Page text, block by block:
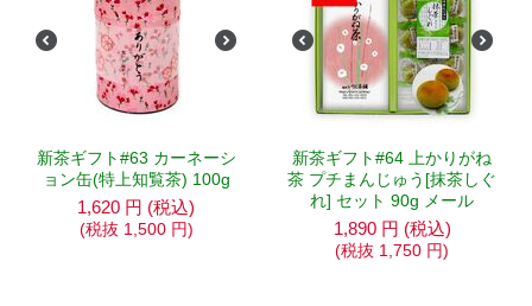
新茶ギフト#63 カーネーシ
ョン缶(特上知覧茶) 100g
1,620 円 (税込)
(税抜 1,500 円)
新茶ギフト#64 上かりがね
茶 プチまんじゅう[抹茶しぐ
れ] セット 90g メール
1,890 円 (税込)
(税抜 1,750 円)